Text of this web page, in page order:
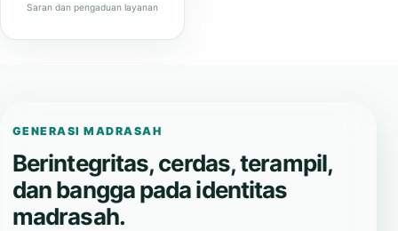
Saran dan pengaduan layanan
GENERASI MADRASAH
Berintegritas, cerdas, terampil,
dan bangga pada identitas
madrasah.